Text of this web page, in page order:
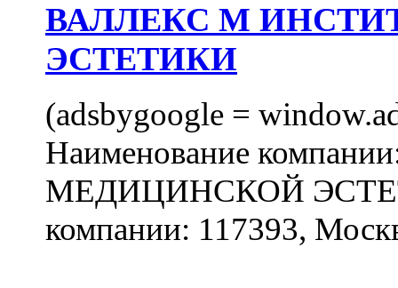
ВАЛЛЕКС М
ЭСТЕТИКИ
(adsbygoogle =
Наименование
МЕДИЦИНСКОЙ
компании: 117393,